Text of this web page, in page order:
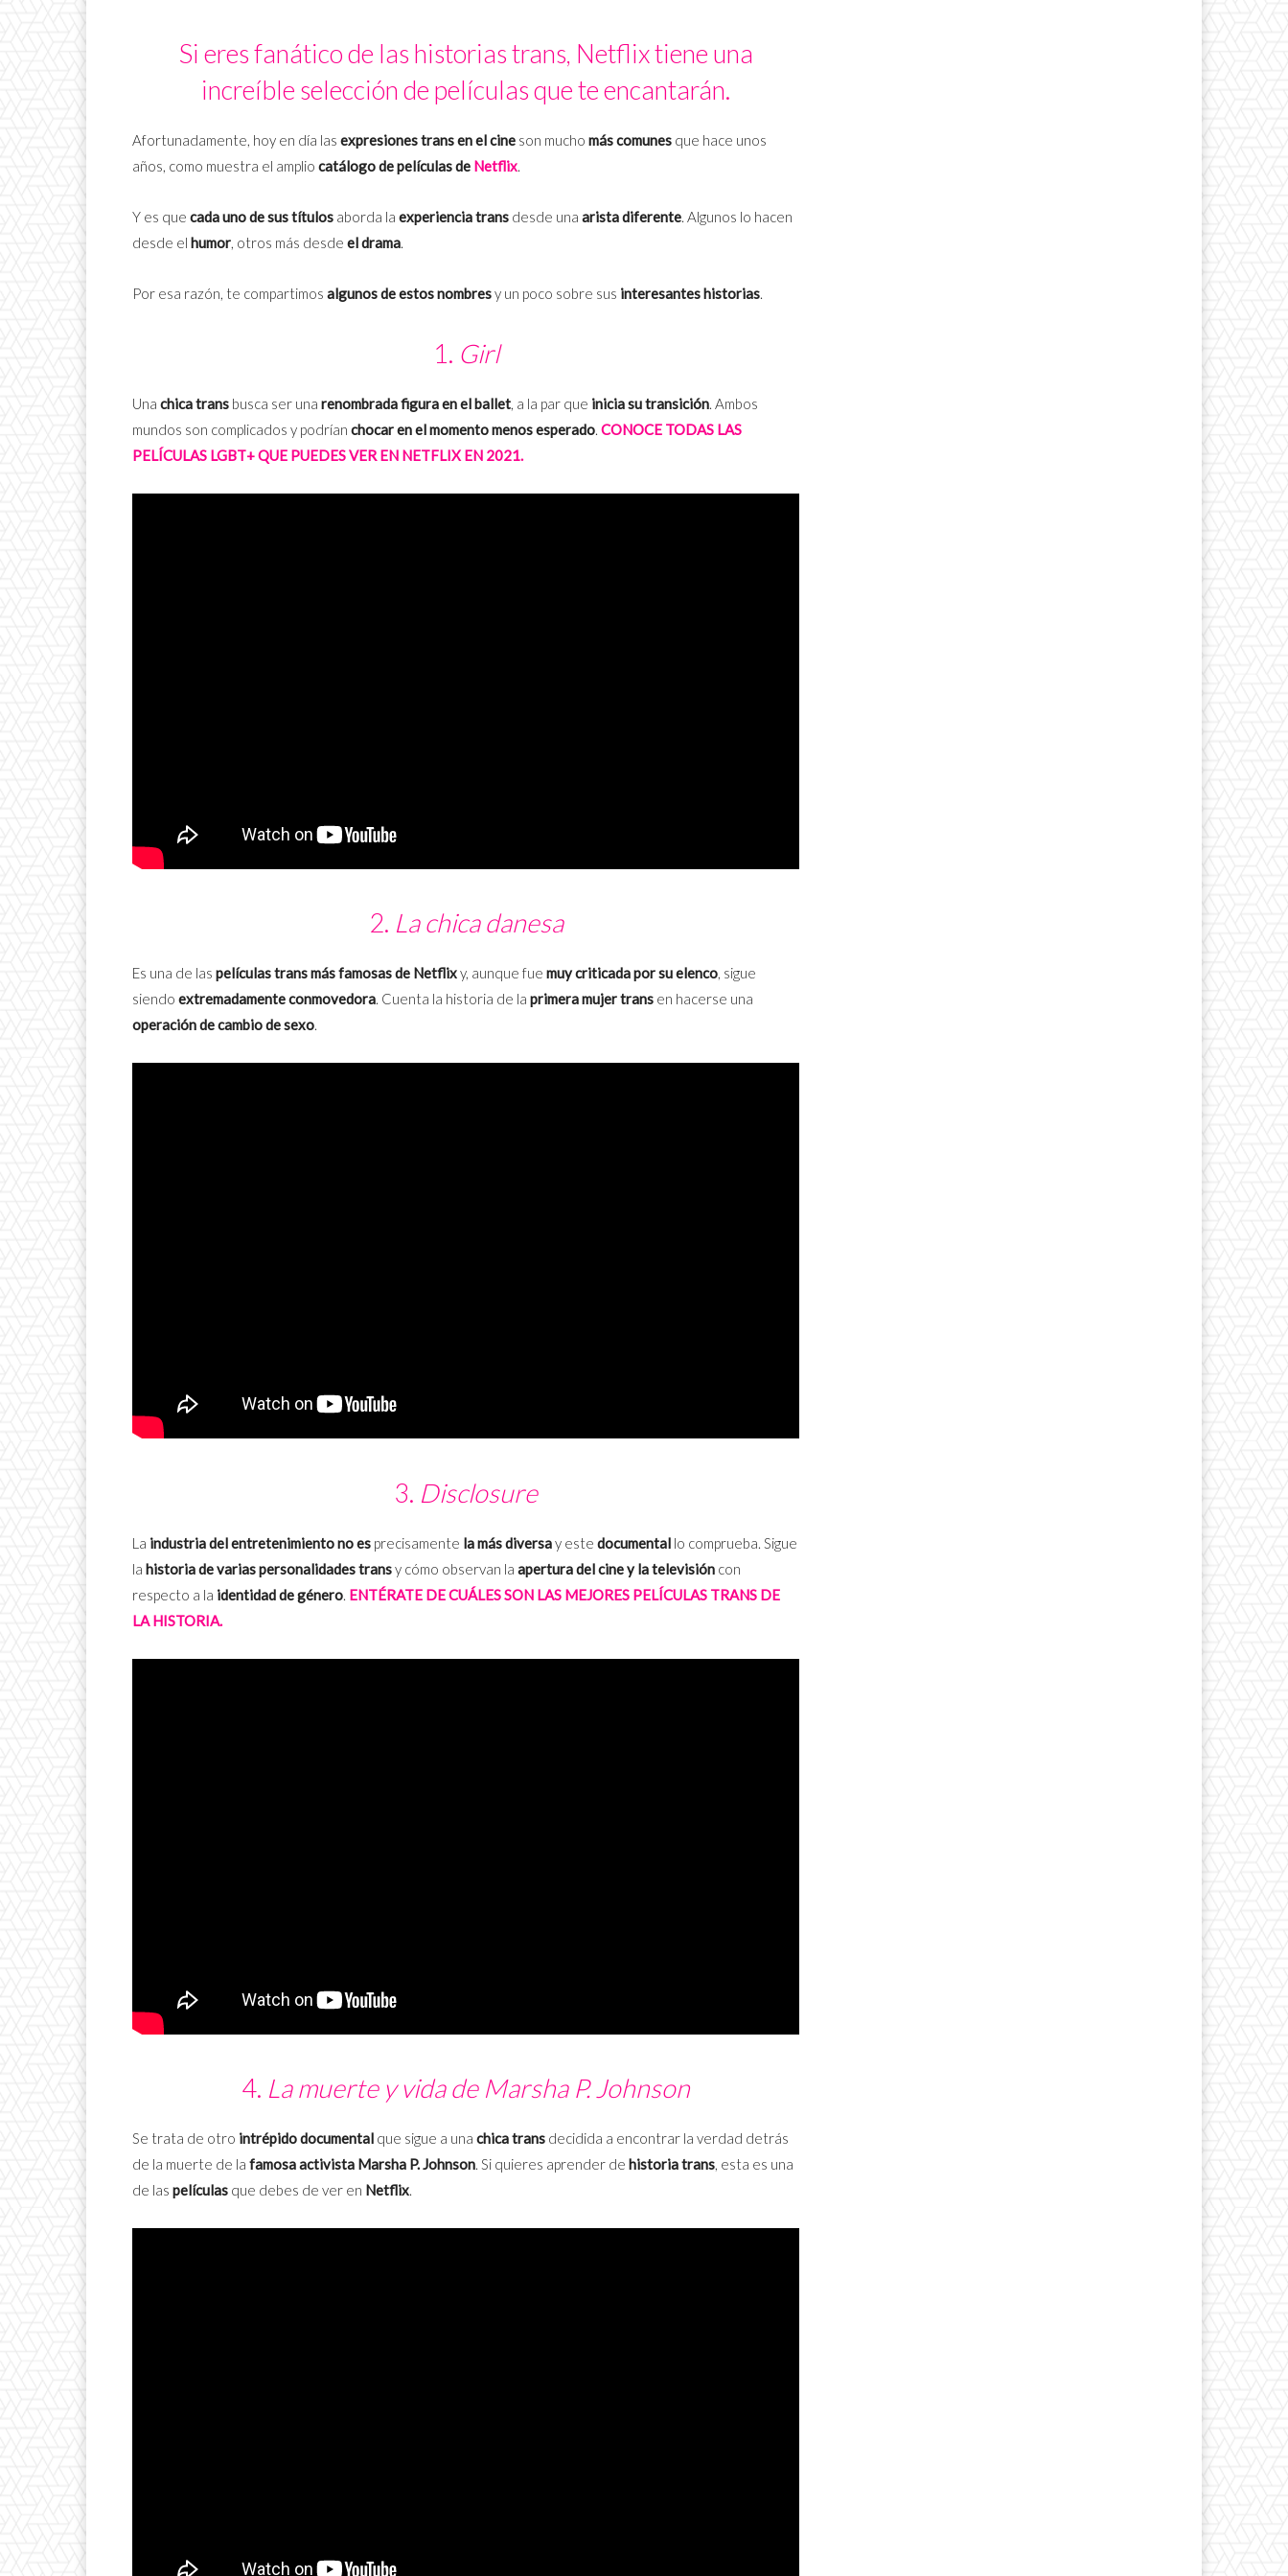
Si eres fanático de las historias trans, Netflix tiene una
increíble selección de películas que te encantarán.
Afortunadamente, hoy en día las expresiones trans en el cine son mucho más comunes que hace unos
años, como muestra el amplio catálogo de películas de Netflix.
Y es que cada uno de sus títulos aborda la experiencia trans desde una arista diferente. Algunos lo hacen
desde el humor, otros más desde el drama.
Por esa razón, te compartimos algunos de estos nombresy un poco sobre sus interesantes historias.
1. Girl
Una chica trans busca ser una renombrada figura en el ballet, a la par que inicia su transición. Ambos
mundos son complicados y podrían chocar en el momento menos esperado. CONOCE TODAS LAS
PELÍCULAS LGBT+ QUE PUEDES VER EN NETFLIX EN 2021.
2. La chica danesa
Es una de las películas trans más famosas de Netflixy, aunque fue muy criticada por su elenco, sigue
siendo extremadamente conmovedora. Cuenta la historia de la primera mujer trans en hacerse una
operación de cambio de sexo.
3. Disclosure
La industria del entretenimiento no es precisamente la más diversay este documental lo comprueba. Sigue
la historia de varias personalidades transy cómo observan la apertura del cine y la televisión con
respecto a la identidad de género. ENTÉRATE DE CUÁLES SON LAS MEJORES PELÍCULAS TRANS DE
LA HISTORIA.
4. La muerte y vida de Marsha P. Johnson
Se trata de otro intrépido documental que sigue a una chica trans decidida a encontrar la verdad detrás
de la muerte de la famosa activista Marsha P. Johnson. Si quieres aprender de historia trans, esta es una
de las películas que debes de ver en Netflix.